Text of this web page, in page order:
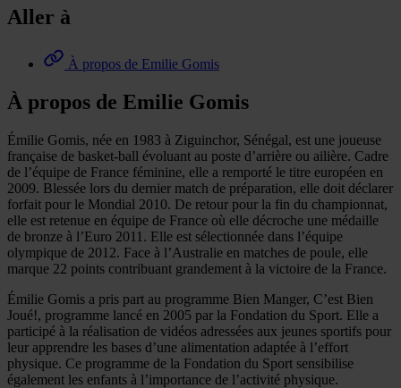
Aller à
À propos de Emilie Gomis
À propos de Emilie Gomis
Émilie Gomis, née en 1983 à Ziguinchor, Sénégal, est une joueuse
française de basket-ball évoluant au poste d’arrière ou ailière. Cadre
de l’équipe de France féminine, elle a remporté le titre européen en
2009. Blessée lors du dernier match de préparation, elle doit déclarer
forfait pour le Mondial 2010. De retour pour la fin du championnat,
elle est retenue en équipe de France où elle décroche une médaille
de bronze à l’Euro 2011. Elle est sélectionnée dans l’équipe
olympique de 2012. Face à l’Australie en matches de poule, elle
marque 22 points contribuant grandement à la victoire de la France.
Émilie Gomis a pris part au programme Bien Manger, C’est Bien
Joué!, programme lancé en 2005 par la Fondation du Sport. Elle a
participé à la réalisation de vidéos adressées aux jeunes sportifs pour
leur apprendre les bases d’une alimentation adaptée à l’effort
physique. Ce programme de la Fondation du Sport sensibilise
également les enfants à l’importance de l’activité physique.